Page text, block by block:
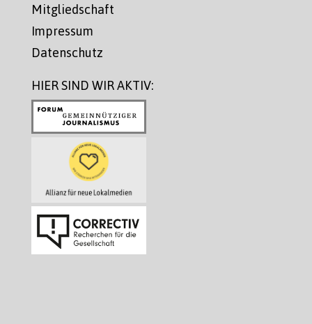
Mitgliedschaft
Impressum
Datenschutz
HIER SIND WIR AKTIV: